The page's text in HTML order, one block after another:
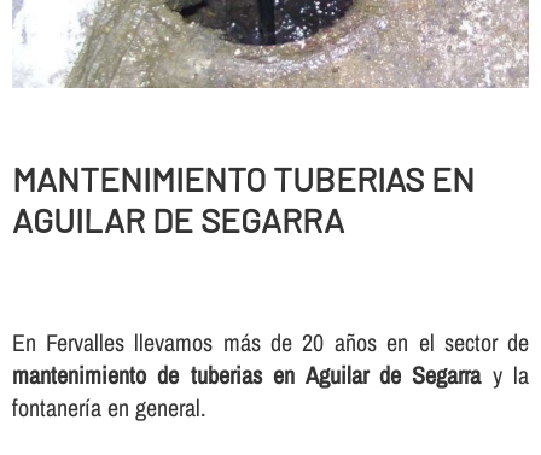
MANTENIMIENTO TUBERIAS EN
AGUILAR DE SEGARRA
En Fervalles llevamos más de 20 años en el sector de
mantenimiento de tuberias en Aguilar de Segarray la
fontanerí­a en general.